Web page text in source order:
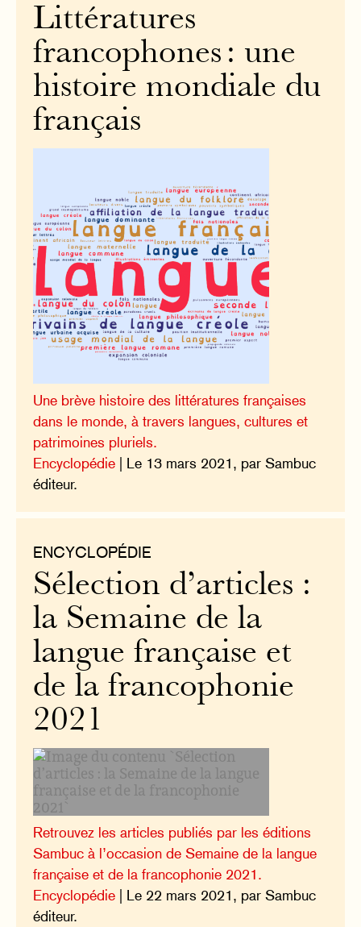
Littératures
francophones : une
histoire mondiale du
français
Une brève histoire des littératures françaises
dans le monde, à travers langues, cultures et
patrimoines pluriels.
Encyclopédie | Le 13 mars 2021, par Sambuc
éditeur.
ENCYCLOPÉDIE
Sélection d’articles :
la Semaine de la
langue française et
de la francophonie
2021
Retrouvez les articles publiés par les éditions
Sambuc à l’occasion de Semaine de la langue
française et de la francophonie 2021.
Encyclopédie | Le 22 mars 2021, par Sambuc
éditeur.